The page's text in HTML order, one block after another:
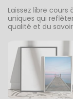
Laissez libre
uniques qui
qualité et du